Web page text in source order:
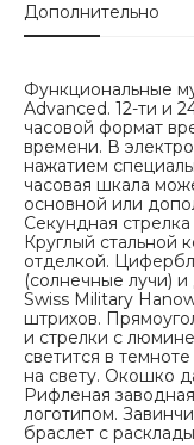
Дополнительно
Функциональные
Advanced. 12-ти и
часовой формат
времени. В
нажатием
часовая шкала
основной или
Секундная
Круглый стальной
отделкой.
(солнечные лучи)
Swiss Military
штрихов.
и стрелки с
светится в
на свету. Окошко
Рифленая
логотипом.
браслет с